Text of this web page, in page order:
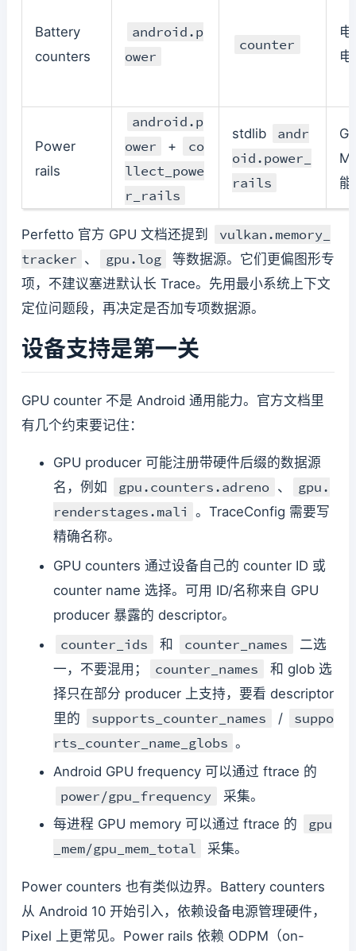
Battery
counters
android.p
ower
counter
Power
rails
android.p
ower
+
co
llect_powe
r_rails
stdlib
andr
oid.power_
rails
Perfetto 官方 GPU 文档还提到
vulkan.memory_
tracker 、 gpu.log
等数据源。它们更偏图形专
项，不建议塞进默认长 Trace。先用最小系统上下文
定位问题段，再决定是否加专项数据源。
设备支持是第一关
GPU counter 不是 Android 通用能力。官方文档里
有几个约束要记住：
GPU producer 可能注册带硬件后缀的数据源
名，例如
gpu.counters.adreno 、
gpu.
renderstages.mali
。TraceConfig 需要写
精确名称。
GPU counters 通过设备自己的 counter ID 或
counter name 选择。可用 ID/名称来自 GPU
producer 暴露的 descriptor。
counter_ids 和 counter_names
二选
一，不要混用；
counter_names
和 glob 选
择只在部分 producer 上支持，要看 descriptor
里的
supports_counter_names /
suppo
rts_counter_name_globs 。
Android GPU frequency 可以通过 ftrace 的
power/gpu_frequency
采集。
每进程 GPU memory 可以通过 ftrace 的
gpu
_mem/gpu_mem_total
采集。
Power counters 也有类似边界。Battery counters
从 Android 10 开始引入，依赖设备电源管理硬件，
Pixel 上更常见。Power rails 依赖 ODPM（on-